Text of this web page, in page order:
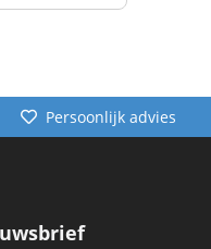
Persoonlijk advies